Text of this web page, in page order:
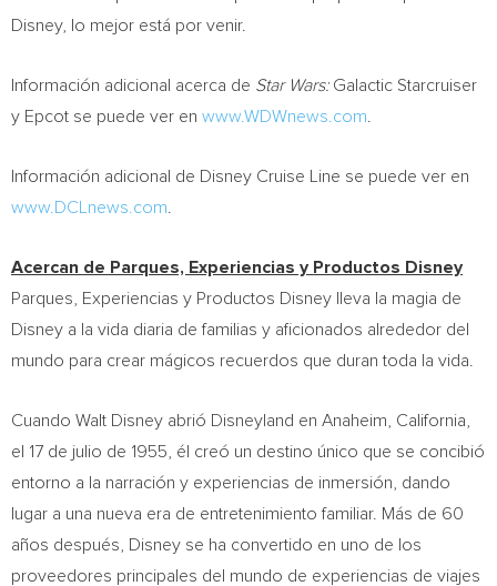
Disney, lo mejor está por venir.
Información adicional acerca de Star Wars:Galactic Starcruiser
y Epcot se puede ver en www.WDWnews.com
Información adicional de Disney Cruise Line se puede ver en
www.DCLnews.com
Acercan de Parques, Experiencias y Productos Disney
Parques, Experiencias y Productos Disney lleva la magia de
Disney a la vida diaria de familias y aficionados alrededor del
mundo para crear mágicos recuerdos que duran toda la vida.
Cuando Walt Disney abrió Disneyland en Anaheim, California
el 17 de julio de 1955, él creó un destino único que se concibió
entorno a la narración y experiencias de inmersión, dando
lugar a una nueva era de entretenimiento familiar. Más de 60
años después, Disney se ha convertido en uno de los
proveedores principales del mundo de experiencias de viajes